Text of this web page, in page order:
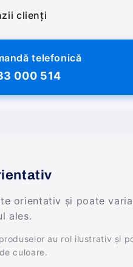
clienți
telefonică
000 514
orientativ și poate
ales.
au rol ilustrativ și
culoare.